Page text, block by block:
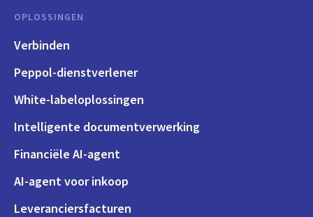
OPLOSSINGEN
Verbinden
Peppol-dienstverlener
White-labeloplossingen
Intelligente documentverwerking
Financiële AI-agent
AI-agent voor inkoop
Leveranciersfacturen